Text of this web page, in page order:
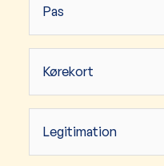
Pas
Kørekort
Legitimation